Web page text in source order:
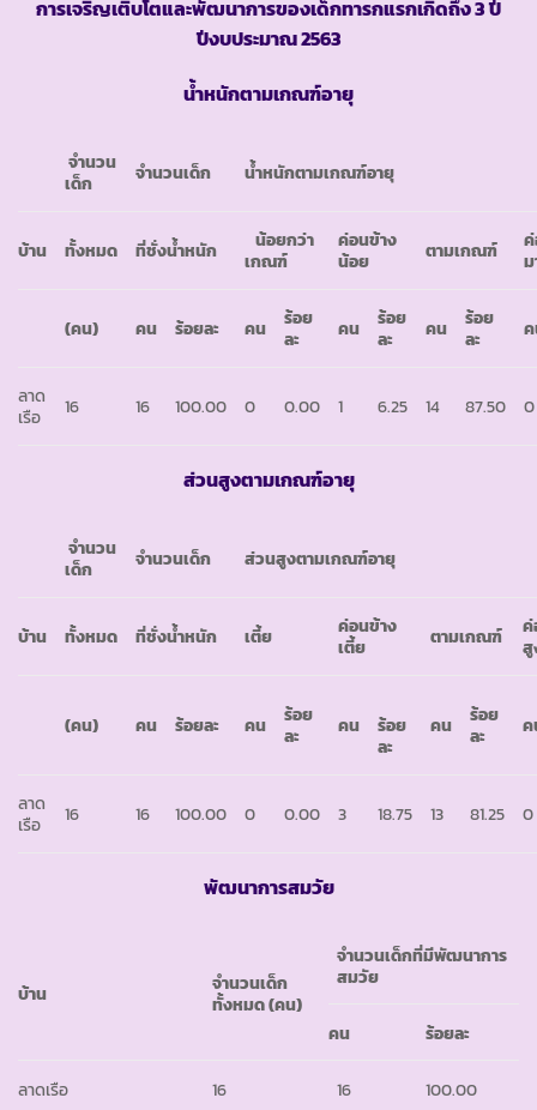
การเจริญเติบโตและพัฒนาการของเด็กทารกแรกเกิดถึง3 ปี
ปีงบประมาณ 2563
น้ำหนักตามเกณฑ์อายุ
จำนวน
เด็ก
จำนวนเด็ก น้ำหนักตามเกณฑ์อายุ
บ้าน ทั้งหมด ที่ชั่งน้ำหนัก
น้อยกว่า
เกณฑ์
ค่อนข้าง
น้อย
ตามเกณฑ์
(คน) คน ร้อยละ คน
ร้อย
ละ
คน
ร้อย
ละ
คน
ร้อย
ละ
ลาด
เรือ
16 16 100.00 0 0.00 1 6.25 14 87.50 0
ส่วนสูงตามเกณฑ์อายุ
จำนวน
เด็ก
จำนวนเด็ก ส่วนสูงตามเกณฑ์อายุ
บ้าน ทั้งหมด ที่ชั่งน้ำหนัก เตี้ย
ค่อนข้าง
เตี้ย
ตามเกณฑ์
ค่
(คน) คน ร้อยละ คน
ร้อย
ละ
คน
ร้อย
ละ
คน
ร้อย
ละ
ลาด
เรือ
16 16 100.00 0 0.00 3 18.75 13 81.25 0
พัฒนาการสมวัย
บ้าน
จำนวนเด็ก
ทั้งหมด (คน)
จำนวนเด็กที่มีพัฒนาการ
สมวัย
คน ร้อยละ
ลาดเรือ 16 16 100.00